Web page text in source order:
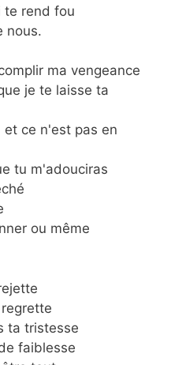
te rend fou
nous.
ma vengeance
je te laisse ta
et ce n'est pas en
tu m'adouciras
ou même
ta tristesse
faiblesse